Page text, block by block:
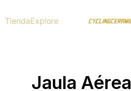
alTiendaExplore
Jaula Aérea